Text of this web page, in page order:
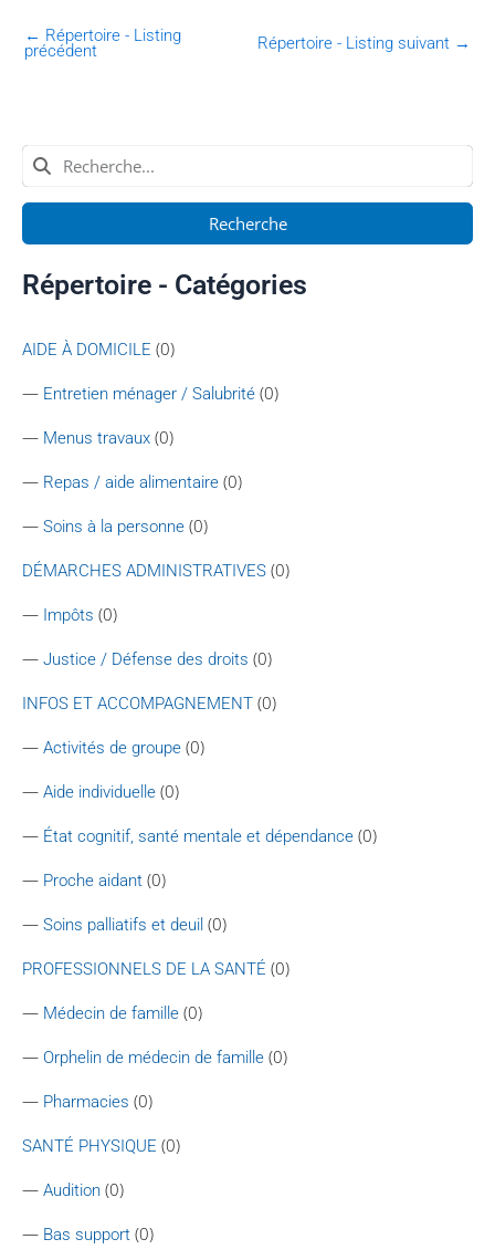
← Répertoire - Listing
précédent Répertoire - Listing suivant →
Recherche
Répertoire - Catégories
AIDE À DOMICILE (0)
— Entretien ménager / Salubrité (0)
— Menus travaux (0)
— Repas / aide alimentaire (0)
— Soins à la personne (0)
DÉMARCHES ADMINISTRATIVES (0)
— Impôts (0)
— Justice / Défense des droits (0)
INFOS ET ACCOMPAGNEMENT (0)
— Activités de groupe (0)
— Aide individuelle (0)
— État cognitif, santé mentale et dépendance (0)
— Proche aidant (0)
— Soins palliatifs et deuil (0)
PROFESSIONNELS DE LA SANTÉ (0)
— Médecin de famille (0)
— Orphelin de médecin de famille (0)
— Pharmacies (0)
SANTÉ PHYSIQUE (0)
— Audition (0)
— Bas support (0)